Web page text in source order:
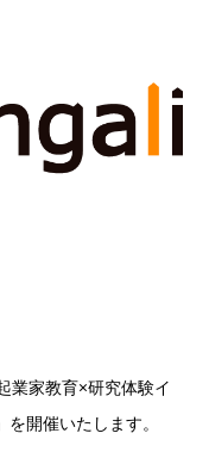
業家教育×研究体験イ
開催いたします。